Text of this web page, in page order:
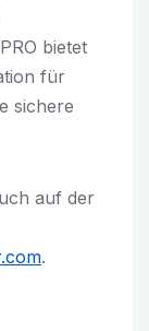
bietet
für
sichere
auf der
.